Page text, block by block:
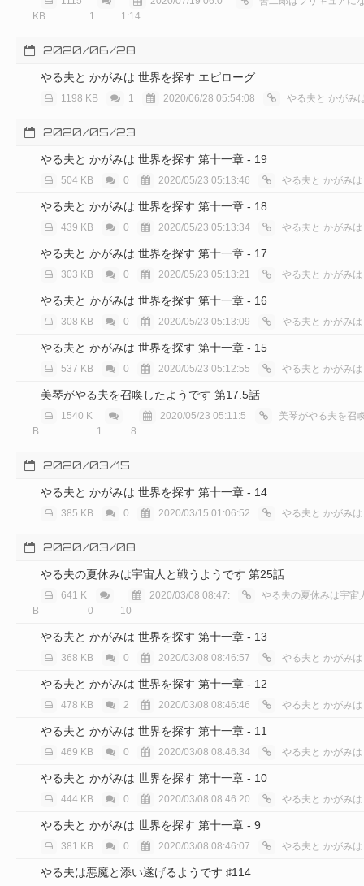
KB
1
1:14
2020/06/28
やる夫と かがみは 世界を探す エピローグ
1198 KB 1 2020/06/28 05:54:08 やる夫と かがみ
2020/05/23
やる夫と かがみは 世界を探す 第十一章 - 19
504 KB 0 2020/05/23 05:13:46 やる夫と かがみ
やる夫と かがみは 世界を探す 第十一章 - 18
439 KB 0 2020/05/23 05:13:34 やる夫と かがみ
やる夫と かがみは 世界を探す 第十一章 - 17
303 KB 0 2020/05/23 05:13:21 やる夫と かがみ
やる夫と かがみは 世界を探す 第十一章 - 16
308 KB 0 2020/05/23 05:13:09 やる夫と かがみ
やる夫と かがみは 世界を探す 第十一章 - 15
537 KB 0 2020/05/23 05:12:55 やる夫と かがみ
美琴がやる夫を召喚したようです 第17.5話
1540 K
B
1
2020/05/23 05:11:5
8
美琴がやる夫を召喚
2020/03/15
やる夫と かがみは 世界を探す 第十一章 - 14
385 KB 0 2020/03/15 01:06:52 やる夫と かがみ
2020/03/08
やる夫の夏休みは宇宙人と戦うようです 第25話
641 K
B
0
2020/03/08 08:47:
10
やる夫の夏休みは宇宙人と
やる夫と かがみは 世界を探す 第十一章 - 13
368 KB 0 2020/03/08 08:46:57 やる夫と かがみ
やる夫と かがみは 世界を探す 第十一章 - 12
478 KB 2 2020/03/08 08:46:46 やる夫と かがみ
やる夫と かがみは 世界を探す 第十一章 - 11
469 KB 0 2020/03/08 08:46:34 やる夫と かがみ
やる夫と かがみは 世界を探す 第十一章 - 10
444 KB 0 2020/03/08 08:46:20 やる夫と かがみ
やる夫と かがみは 世界を探す 第十一章 - 9
381 KB 0 2020/03/08 08:46:07 やる夫と かがみ
やる夫は悪魔と添い遂げるようです ♯114